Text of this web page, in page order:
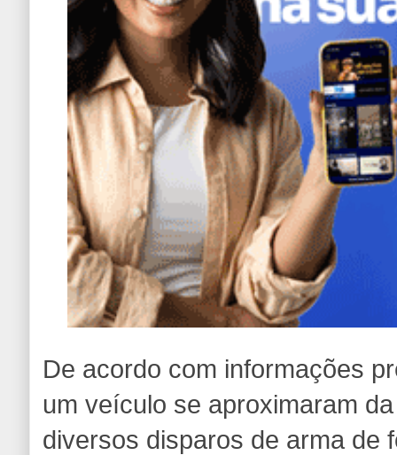
De acordo com informações
um veículo se aproximaram
diversos disparos de arma de